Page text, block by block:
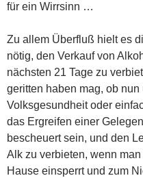
für ein Wirrsinn …
Zu allem Überfluß hielt es
nötig, den Verkauf von
nächsten 21 Tage zu
geritten haben mag, ob
Volksgesundheit oder
das Ergreifen einer
bescheuert sein, und den
Alk zu verbieten, wenn
Hause einsperrt und zum